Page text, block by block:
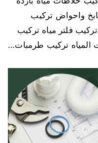
واحواض تركيب
فلتر مياه تركيب
المياه تركيب طرمبات…